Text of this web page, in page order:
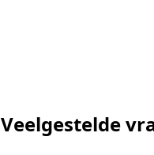
Veelgestelde